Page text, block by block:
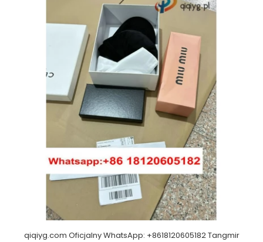
qiqiyg.com Oficjalny WhatsApp: +8618120605182 Tangmir